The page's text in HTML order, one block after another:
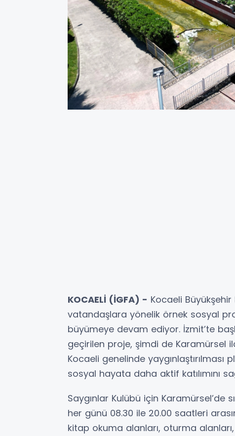
KOCAELİ (İGFA) - Kocaeli
vatandaşlara yönelik örnek sosyal
büyümeye devam ediyor. İzmit’te
geçirilen proje, şimdi de Karamürsel
Kocaeli genelinde
sosyal hayata daha aktif katılımını
Saygınlar Kulübü için Karamürsel’de
her günü 08.30 ile 20.00 saatleri
kitap okuma alanları, oturma